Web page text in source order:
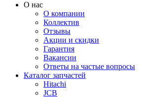
О нас
О компании
Коллектив
Отзывы
Акции и скидки
Гарантия
Вакансии
Ответы на частые вопросы
Каталог запчастей
Hitachi
JCB